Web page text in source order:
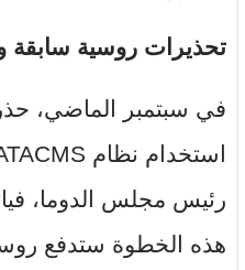
تحذيرات روسية سابقة
في سبتمبر الماضي،
رئيس مجلس الدوما،
هذه الخطوة ستدفع